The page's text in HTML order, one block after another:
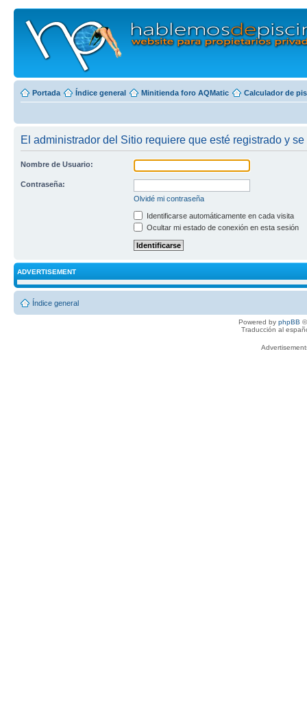
Portada Índice general Minitienda foro AQMatic Calculador de
El administrador del Sitio requiere que esté registrado y
Nombre de Usuario:
Contraseña:
Olvidé mi contraseña
Identificarse automáticamente en cada visita
Ocultar mi estado de conexión en esta sesión
ADVERTISEMENT
Índice general
Powered by phpBB
Traducción al